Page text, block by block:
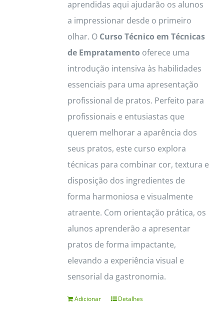
aprendidas aqui ajudarão os alunos
a impressionar desde o primeiro
olhar. O Curso Técnico em Técnicas
de Empratamento oferece uma
introdução intensiva às habilidades
essenciais para uma apresentação
profissional de pratos. Perfeito para
profissionais e entusiastas que
querem melhorar a aparência dos
seus pratos, este curso explora
técnicas para combinar cor, textura e
disposição dos ingredientes de
forma harmoniosa e visualmente
atraente. Com orientação prática, os
alunos aprenderão a apresentar
pratos de forma impactante,
elevando a experiência visual e
sensorial da gastronomia.
Adicionar Detalhes